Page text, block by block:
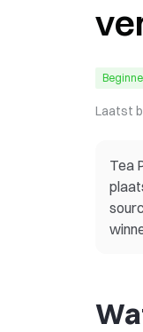
Laatst
Tea